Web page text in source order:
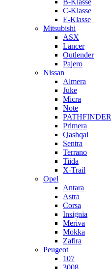
B-Klasse
C-Klasse
E-Klasse
Mitsubishi
ASX
Lancer
Outlender
Pajero
Nissan
Almera
Juke
Micra
Note
PATHFINDER
Primera
Qashqai
Sentra
Terrano
Tiida
X-Trail
Opel
Antara
Astra
Corsa
Insignia
Meriva
Mokka
Zafira
Peugeot
107
3008